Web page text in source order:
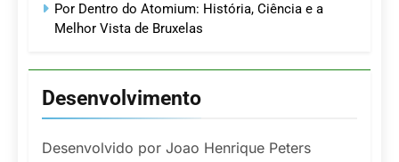
Por Dentro do Atomium: História, Ciência e a
Melhor Vista de Bruxelas
Desenvolvimento
Desenvolvido por Joao Henrique Peters